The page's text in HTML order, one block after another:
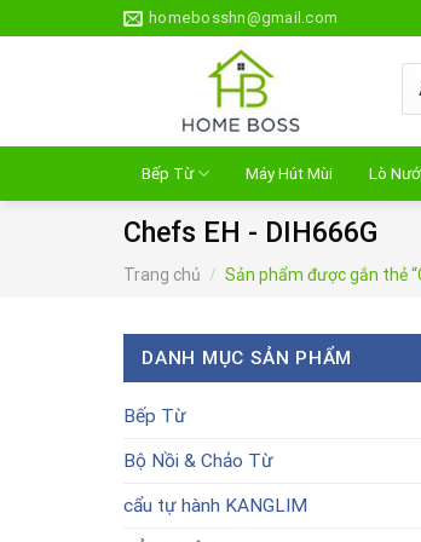
to
homebosshn@gmail.com
Bếp Từ Máy Hút Mùi Lò
Chefs EH - DIH666G
Trang chủ / Sản phẩm được gắn thẻ
DANH MỤC SẢN PHẨM
Bếp Từ
Bộ Nồi & Chảo Từ
cẩu tự hành KANGLIM